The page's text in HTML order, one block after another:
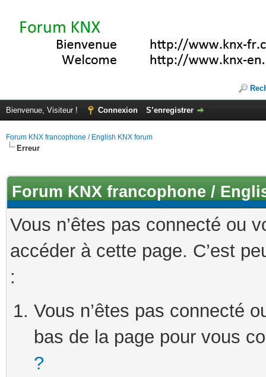
Bienvenue, Visiteur ! Connexion S’enregistrer
Forum KNX francophone / English KNX forum
Erreur
Forum KNX francophone /
Vous n’êtes pas connecté ou
accéder à cette page. C’est
:
Vous n’êtes pas connecté
bas de la page pour vous
?